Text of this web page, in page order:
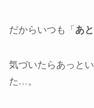
だからいつも「あ
気づいたらあっと
た…。